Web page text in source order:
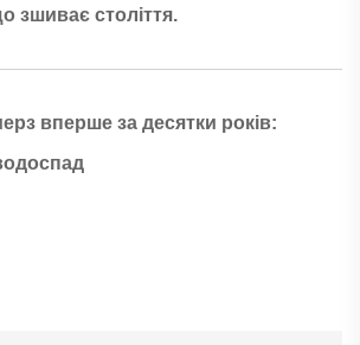
зшиває століття.
вперше за десятки років: